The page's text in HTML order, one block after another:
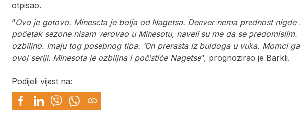
otpisao.
“Ovo je gotovo. Minesota je bolja od Nagetsa. Denver nema prednost nigde
početak sezone nisam verovao u Minesotu, naveli su me da se
ozbiljno. Imaju tog posebnog tipa. ‘On prerasta iz buldoga u vuka. Momci
ovoj seriji. Minesota je ozbiljna i počistiće Nagetse“, prognozirao je Barkli.
Podijeli vijest na: